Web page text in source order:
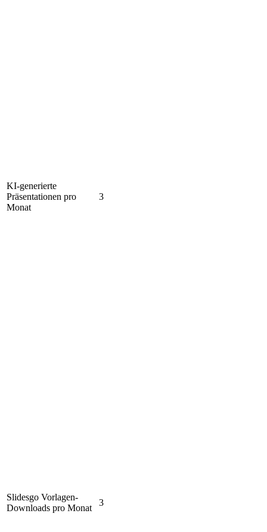
KI-generierte
Präsentationen pro
Monat
3
Slidesgo Vorlagen-
Downloads pro Monat
3